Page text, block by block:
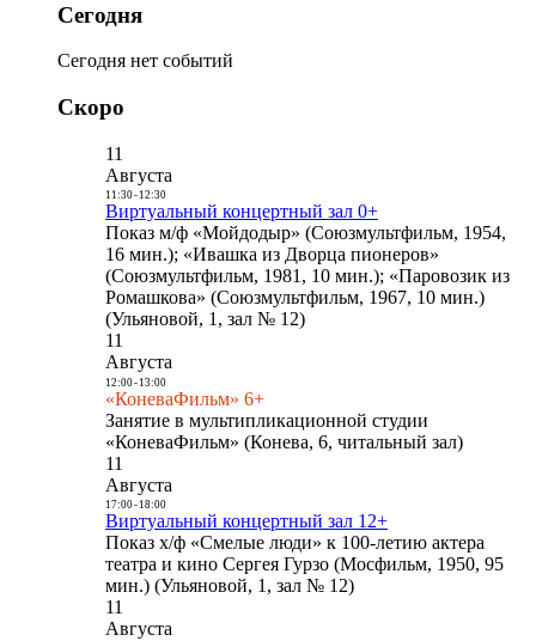
Сегодня
Сегодня нет событий
Скоро
11
Августа
11:30- 12:30
Виртуальный концертный зал 0+
Показ м/ф «Мойдодыр» (Союзмультфильм, 1954,
16 мин.); «Ивашка из Дворца пионеров»
(Союзмультфильм, 1981, 10 мин.); «Паровозик из
Ромашкова» (Союзмультфильм, 1967, 10 мин.)
(Ульяновой, 1, зал № 12)
11
Августа
12:00- 13:00
«КоневаФильм» 6+
Занятие в мультипликационной студии
«КоневаФильм» (Конева, 6, читальный зал)
11
Августа
17:00- 18:00
Виртуальный концертный зал 12+
Показ х/ф «Смелые люди» к 100-летию актера
театра и кино Сергея Гурзо (Мосфильм, 1950, 95
мин.) (Ульяновой, 1, зал № 12)
11
Августа